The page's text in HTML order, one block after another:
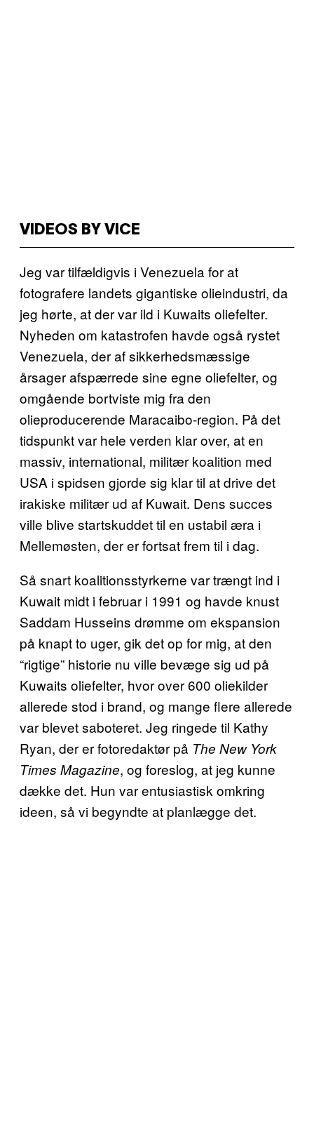
VIDEOS BY VICE
Jeg var tilfældigvis i Venezuela for at
fotografere landets gigantiske olieindustri, da
jeg hørte, at der var ild i Kuwaits oliefelter.
Nyheden om katastrofen havde også rystet
Venezuela, der af sikkerhedsmæssige
årsager afspærrede sine egne oliefelter, og
omgående bortviste mig fra den
olieproducerende Maracaibo-region. På det
tidspunkt var hele verden klar over, at en
massiv, international, militær koalition med
USA i spidsen gjorde sig klar til at drive det
irakiske militær ud af Kuwait. Dens succes
ville blive startskuddet til en ustabil æra i
Mellemøsten, der er fortsat frem til i dag.
Så snart koalitionsstyrkerne var trængt ind i
Kuwait midt i februar i 1991 og havde knust
Saddam Husseins drømme om ekspansion
på knapt to uger, gik det op for mig, at den
“rigtige” historie nu ville bevæge sig ud på
Kuwaits oliefelter, hvor over 600 oliekilder
allerede stod i brand, og mange flere allerede
var blevet saboteret. Jeg ringede til Kathy
Ryan, der er fotoredaktør på The New York
Times Magazine, og foreslog, at jeg kunne
dække det. Hun var entusiastisk omkring
ideen, så vi begyndte at planlægge det.